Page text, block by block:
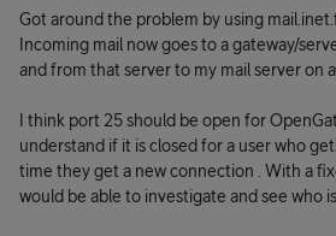
Got around the problem by using
Incoming mail now goes to a gateway/
and from that server to my mail server on
I think port 25 should be open for
understand if it is closed for a user who
time they get a new connection . With a
would be able to investigate and see who